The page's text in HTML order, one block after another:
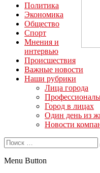
Политика
Экономика
Общество
Спорт
Мнения и
интервью
Происшествия
Важные новости
Наши рубрики
Лица города
Город в лицах
Один день из
Новости
Menu Button